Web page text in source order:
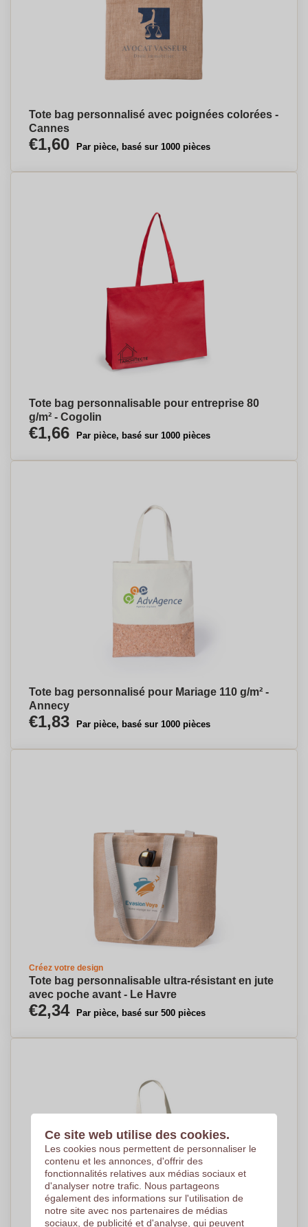
Tote bag personnalisé avec poignées colorées -
Cannes
€1,60 Par pièce, basé sur 1000 pièces
Tote bag personnalisable pour entreprise 80
g/m² - Cogolin
€1,66 Par pièce, basé sur 1000 pièces
Tote bag personnalisé pour Mariage 110 g/m² -
Annecy
€1,83 Par pièce, basé sur 1000 pièces
Créez votre design
Tote bag personnalisable ultra-résistant en jute
avec poche avant - Le Havre
€2,34 Par pièce, basé sur 500 pièces
Ce site web utilise des cookies.
Les cookies nous permettent de personnaliser le
contenu et les annonces, d'offrir des
fonctionnalités relatives aux médias sociaux et
d'analyser notre trafic. Nous partageons
également des informations sur l'utilisation de
notre site avec nos partenaires de médias
sociaux, de publicité et d'analyse, qui peuvent